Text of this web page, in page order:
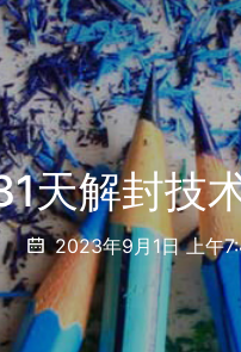
天解封技
2023年9月1日 上午